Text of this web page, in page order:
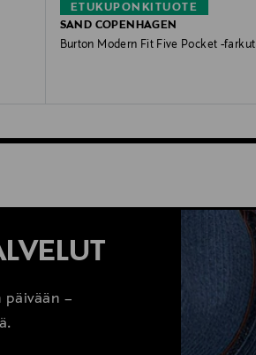
ETUKUPONKITUOTE
SAND COPENHAGEN
Burton Modern Fit Five Pocket -farkut
päivään –